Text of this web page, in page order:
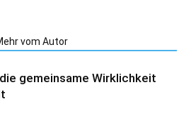
vom Autor
gemeinsame Wirklichkeit